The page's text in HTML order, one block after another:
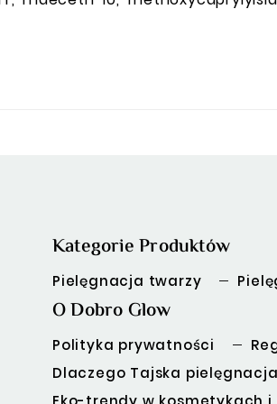
Kategorie Produktów
Pielęgnacja twarzy
O Dobro Glow
Polityka prywatności
Dlaczego Tajska pielęgnacja